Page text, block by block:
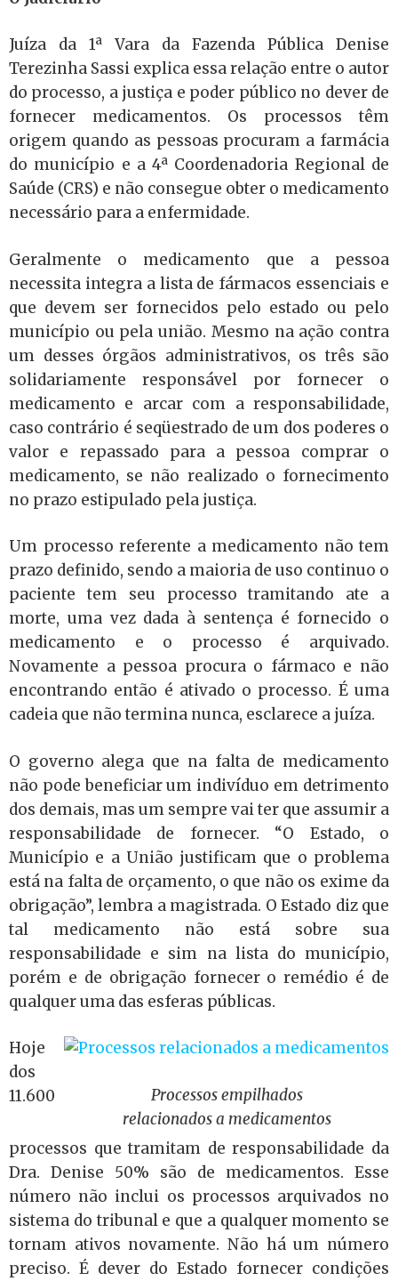
Juíza da 1ª Vara da Fazenda Pública Denise
Terezinha Sassi explica essa relação entre o autor
do processo, a justiça e poder público no dever de
fornecer medicamentos. Os processos têm
origem quando as pessoas procuram a farmácia
do município e a 4ª Coordenadoria Regional de
Saúde (CRS) e não consegue obter o medicamento
necessário para a enfermidade.
Geralmente o medicamento que a pessoa
necessita integra a lista de fármacos essenciais e
que devem ser fornecidos pelo estado ou pelo
município ou pela união. Mesmo na ação contra
um desses órgãos administrativos, os três são
solidariamente responsável por fornecer o
medicamento e arcar com a responsabilidade,
caso contrário é seqüestrado de um dos poderes o
valor e repassado para a pessoa comprar o
medicamento, se não realizado o fornecimento
no prazo estipulado pela justiça.
Um processo referente a medicamento não tem
prazo definido, sendo a maioria de uso continuo o
paciente tem seu processo tramitando ate a
morte, uma vez dada à sentença é fornecido o
medicamento e o processo é arquivado.
Novamente a pessoa procura o fármaco e não
encontrando então é ativado o processo. É uma
cadeia que não termina nunca, esclarece a juíza.
O governo alega que na falta de medicamento
não pode beneficiar um indivíduo em detrimento
dos demais, mas um sempre vai ter que assumir a
responsabilidade de fornecer. “O Estado, o
Município e a União justificam que o problema
está na falta de orçamento, o que não os exime da
obrigação”, lembra a magistrada. O Estado diz que
tal medicamento não está sobre sua
responsabilidade e sim na lista do município,
porém e de obrigação fornecer o remédio é de
qualquer uma das esferas públicas.
Processos empilhados
relacionados a medicamentos
Hoje
dos
11.600
processos que tramitam de responsabilidade da
Dra. Denise 50% são de medicamentos. Esse
número não inclui os processos arquivados no
sistema do tribunal e que a qualquer momento se
tornam ativos novamente. Não há um número
preciso. É dever do Estado fornecer condições